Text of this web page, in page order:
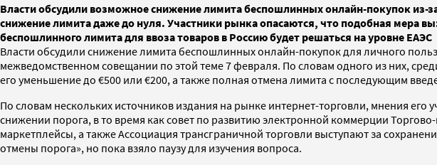
Власти обсудили возможное снижение лимита беспошлинных онлайн-покупок из-
снижение лимита даже до нуля. Участники рынка опасаются, что подобная мера
беспошлинного лимита для ввоза товаров в Россию будет решаться на уровне ЕАЭС
Власти обсудили снижение лимита беспошлинных онлайн-покупок для личного
межведомственном совещании по этой теме 7 февраля. По словам одного из них,
его уменьшение до €500 или €200, а также полная отмена лимита с последующим
По словам нескольких источников издания на рынке интернет-торговли, мнения
снижении порога, в то время как совет по развитию электронной коммерции
маркетплейсы, а также Ассоциация трансграничной торговли выступают за
отмены порога», но пока взяло паузу для изучения вопроса.